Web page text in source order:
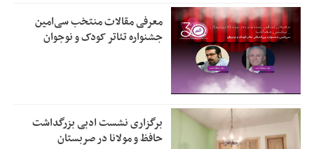
معرفی مقالات منتخب سی‌امین
جشنواره تئاتر کودک و نوجوان
برگزاری نشست ادبی بزرگداشت
حافظ و مولانا در صربستان